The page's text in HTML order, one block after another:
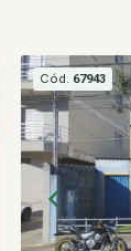
Cód. 67943